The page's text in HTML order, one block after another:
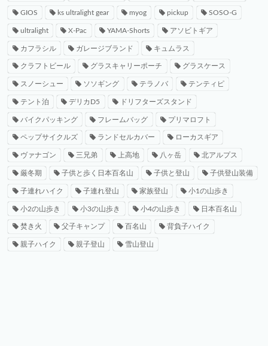
GIOS ks ultralight gear myog pickup SOSO-G
ultralight X-Pac YAMA-Shorts アソビトギア
カフラシル ガレージブランド キュムラス
クラフトビール グラスキャリーポーチ グラスケース
スノーシュー ソソギング テラノバ テンティピ
テント泊 デリカD5 ドリフターズスタンド
バイクパッキング フレームバッグ プリマロフト
ペップサイクルズ ランドセルカバー ローカスギア
ヴァナゴン 三兄弟 上高地 八ヶ岳 北アルプス
厳冬期 子供と歩く日本百名山 子供と登山 子供登山装備
子連れハイク 子連れ登山 家族登山 小1の山歩き
小2の山歩き 小3の山歩き 小4の山歩き 日本百名山
焚き火 父子キャンプ 百名山 背負子ハイク
親子ハイク 親子登山 雪山登山